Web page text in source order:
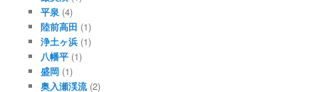
平泉(4)
陸前高田 (1)
浄土ヶ浜(1)
八幡平(1)
盛岡(1)
奥入瀬渓流(2)